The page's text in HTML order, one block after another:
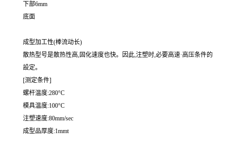
下部6mm
底面
成型加工性(棒流动长)
散热型号是散热性高,固化速度也快。因此,注塑时,必要高速·高压条件的
設定。
[测定条件]
螺杆温度:280°C
模具温度:100°C
注塑速度:80mm/sec
成型品厚度:1mmt